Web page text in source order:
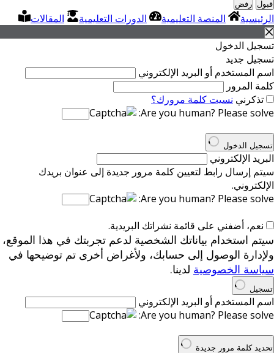
قبول رفض
الرئيسية المنصة التعليمية الدورات التعليمية
المقالات
تسجيل الدخول
تسجيل جديد
اسم المستخدم أو البريد الإلكتروني
كلمة المرور
تذكرني نسيت كلمة مرورك؟
Are you human? Please solve:
تسجيل الدخول
البريد الإلكتروني
سيتم إرسال رابط لتعيين كلمة مرور جديدة إلى عنوان بريدك
الإلكتروني.
Are you human? Please solve:
نعم، أضفني على قائمة نشراتك البريدية.
سيتم استخدام بياناتك الشخصية لدعم تجربتك في هذا الموقع،
ولإدارة الوصول إلى حسابك، ولأغراض أخرى تم توضيحها في
سياسة الخصوصية لدينا.
تسجيل
اسم المستخدم أو البريد الإلكتروني
Are you human? Please solve:
تحديد كلمة مرور جديدة